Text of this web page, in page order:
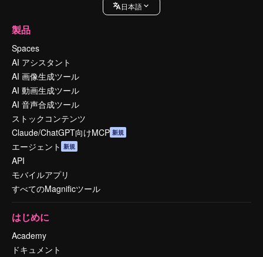
日本語
製品
Spaces
AI アシスタント
AI 画像生成ツール
AI 動画生成ツール
AI 音声合成ツール
ストックコンテンツ
Claude/ChatGPT向けMCP 新規
エージェント 新規
API
モバイルアプリ
すべてのMagnificツール
はじめに
Academy
ドキュメント